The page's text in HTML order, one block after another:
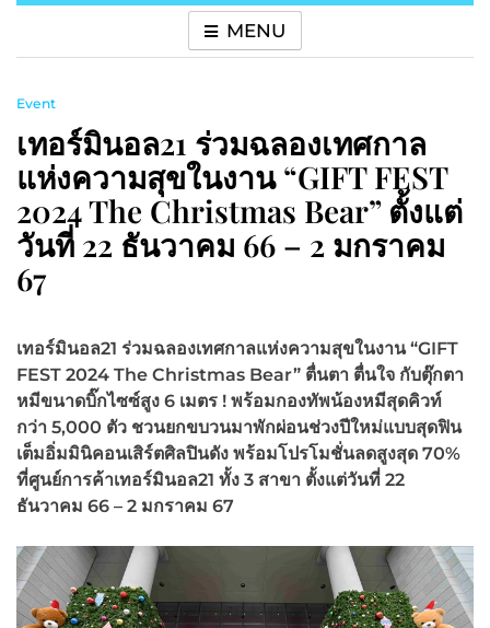
MENU
Event
เทอร์มินอล21 ร่วมฉลองเทศกาล
แห่งความสุขในงาน “GIFT FEST
2024 The Christmas Bear” ตั้งแต่
วันที่ 22 ธันวาคม 66 – 2 มกราคม
67
เทอร์มินอล21 ร่วมฉลองเทศกาลแห่งความสุขในงาน“GIFT
FEST 2024 The Christmas Bear” ตื่นตา ตื่นใจ กับตุ๊กตา
หมีขนาดบิ๊กไซซ์สูง 6 เมตร ! พร้อมกองทัพน้องหมีสุดคิวท์
กว่า 5,000 ตัว ชวนยกขบวนมาพักผ่อนช่วงปีใหม่แบบสุดฟิน
เต็มอิ่มมินิคอนเสิร์ตศิลปินดัง พร้อมโปรโมชั่นลดสูงสุด 70%
ที่ศูนย์การค้าเทอร์มินอล21 ทั้ง 3 สาขา ตั้งแต่วันที่ 22
ธันวาคม 66 – 2 มกราคม 67